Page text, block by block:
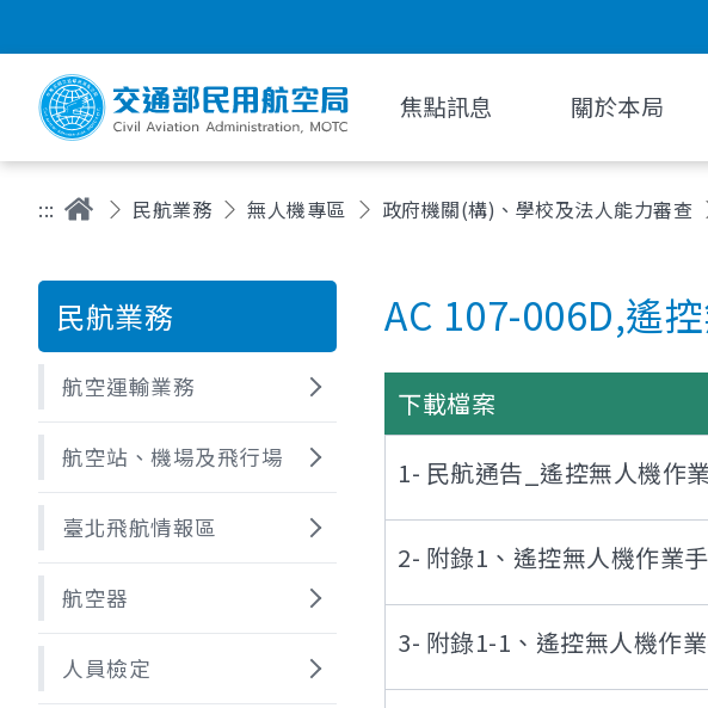
焦點訊息 關於本局
::: 民航業務 無人機專區 政府機關(構)、學校及法人能⼒審查
民航業務
航空運輸業務
航空站、機場及飛行場
臺北飛航情報區
航空器
人員檢定
AC 107-006D,遙
下載檔案
1- 民航通告_遙控無人機作
2- 附錄1、遙控無人機作業
3- 附錄1-1、遙控無人機作